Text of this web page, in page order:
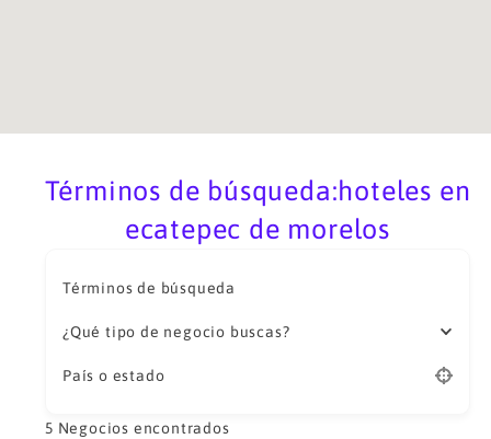
Términos de búsqueda:hoteles en
ecatepec de morelos
Términos de búsqueda
¿Qué tipo de negocio buscas?
País o estado
5 Negocios encontrados